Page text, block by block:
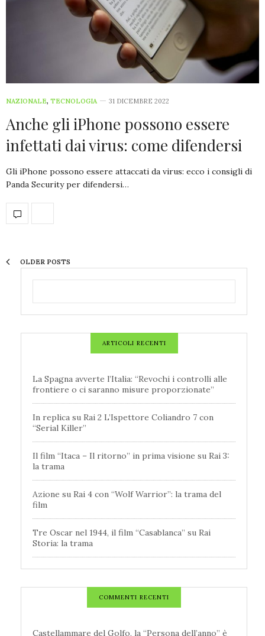
NAZIONALE, TECNOLOGIA 31 DICEMBRE 2022
Anche gli iPhone possono essere
infettati dai virus: come difendersi
Gli iPhone possono essere attaccati da virus: ecco i consigli di
Panda Security per difendersi…
OLDER POSTS
ARTICOLI RECENTI
La Spagna avverte l’Italia: “Revochi i controlli alle
frontiere o ci saranno misure proporzionate”
In replica su Rai 2 L’Ispettore Coliandro 7 con
“Serial Killer”
Il film “Itaca – Il ritorno” in prima visione su Rai 3:
la trama
Azione su Rai 4 con “Wolf Warrior”: la trama del
film
Tre Oscar nel 1944, il film “Casablanca” su Rai
Storia: la trama
COMMENTI RECENTI
Castellammare del Golfo, la “Persona dell’anno” è